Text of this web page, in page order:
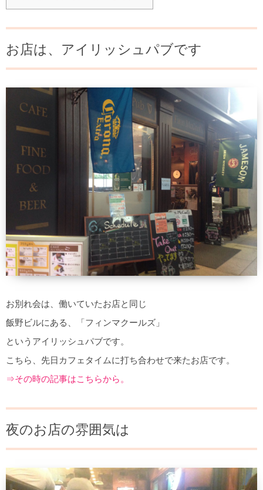
お店は、アイリッシュパブです
お別れ会は、働いていたお店と同じ
飯野ビルにある、「フィンマクールズ」
というアイリッシュパブです。
こちら、先日カフェタイムに打ち合わせで来たお店です。
⇒その時の記事はこちらから。
夜のお店の雰囲気は